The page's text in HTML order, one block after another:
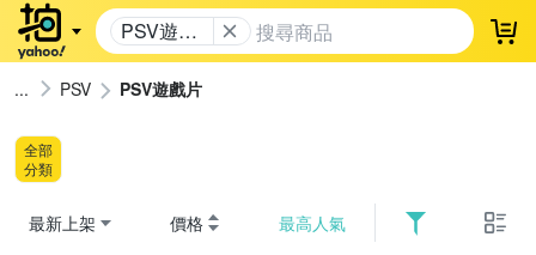
PSV遊戲
片
登
PSV PSV遊戲片
全部
分類
最新上架 價格 最高人氣